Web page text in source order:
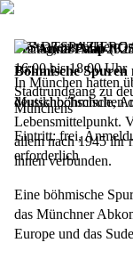
Böhmische Spuren
Stadtrundgang zu
Münchens
MitAnna Paap
In München hatten
deutschböhmischen
Lebensmittelpunkt.
allem nach 1945 ihr
ihnen verbunden.
Eine böhmische
das Münchner
Europe und das
Freitag, 23. Mai
16:00bis 18:00Uhr
Musikhochschule,
Eintritt: frei,
erforderlich